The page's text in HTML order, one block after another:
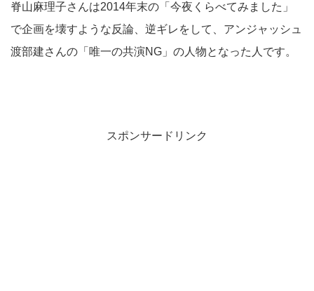
脊山麻理子さんは2014年末の「今夜くらべてみました」
で企画を壊すような反論、逆ギレをして、アンジャッシュ
渡部建さんの「唯一の共演NG」の人物となった人です。
スポンサードリンク